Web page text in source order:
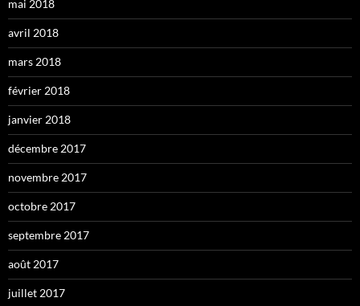
mai 2018
avril 2018
mars 2018
février 2018
janvier 2018
décembre 2017
novembre 2017
octobre 2017
septembre 2017
août 2017
juillet 2017